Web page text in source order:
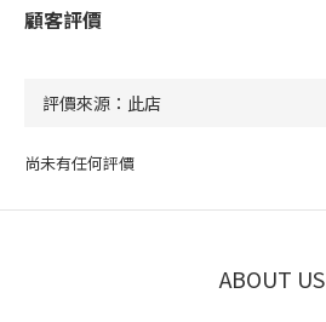
顧客評價
尚未有任何評價
ABOUT US